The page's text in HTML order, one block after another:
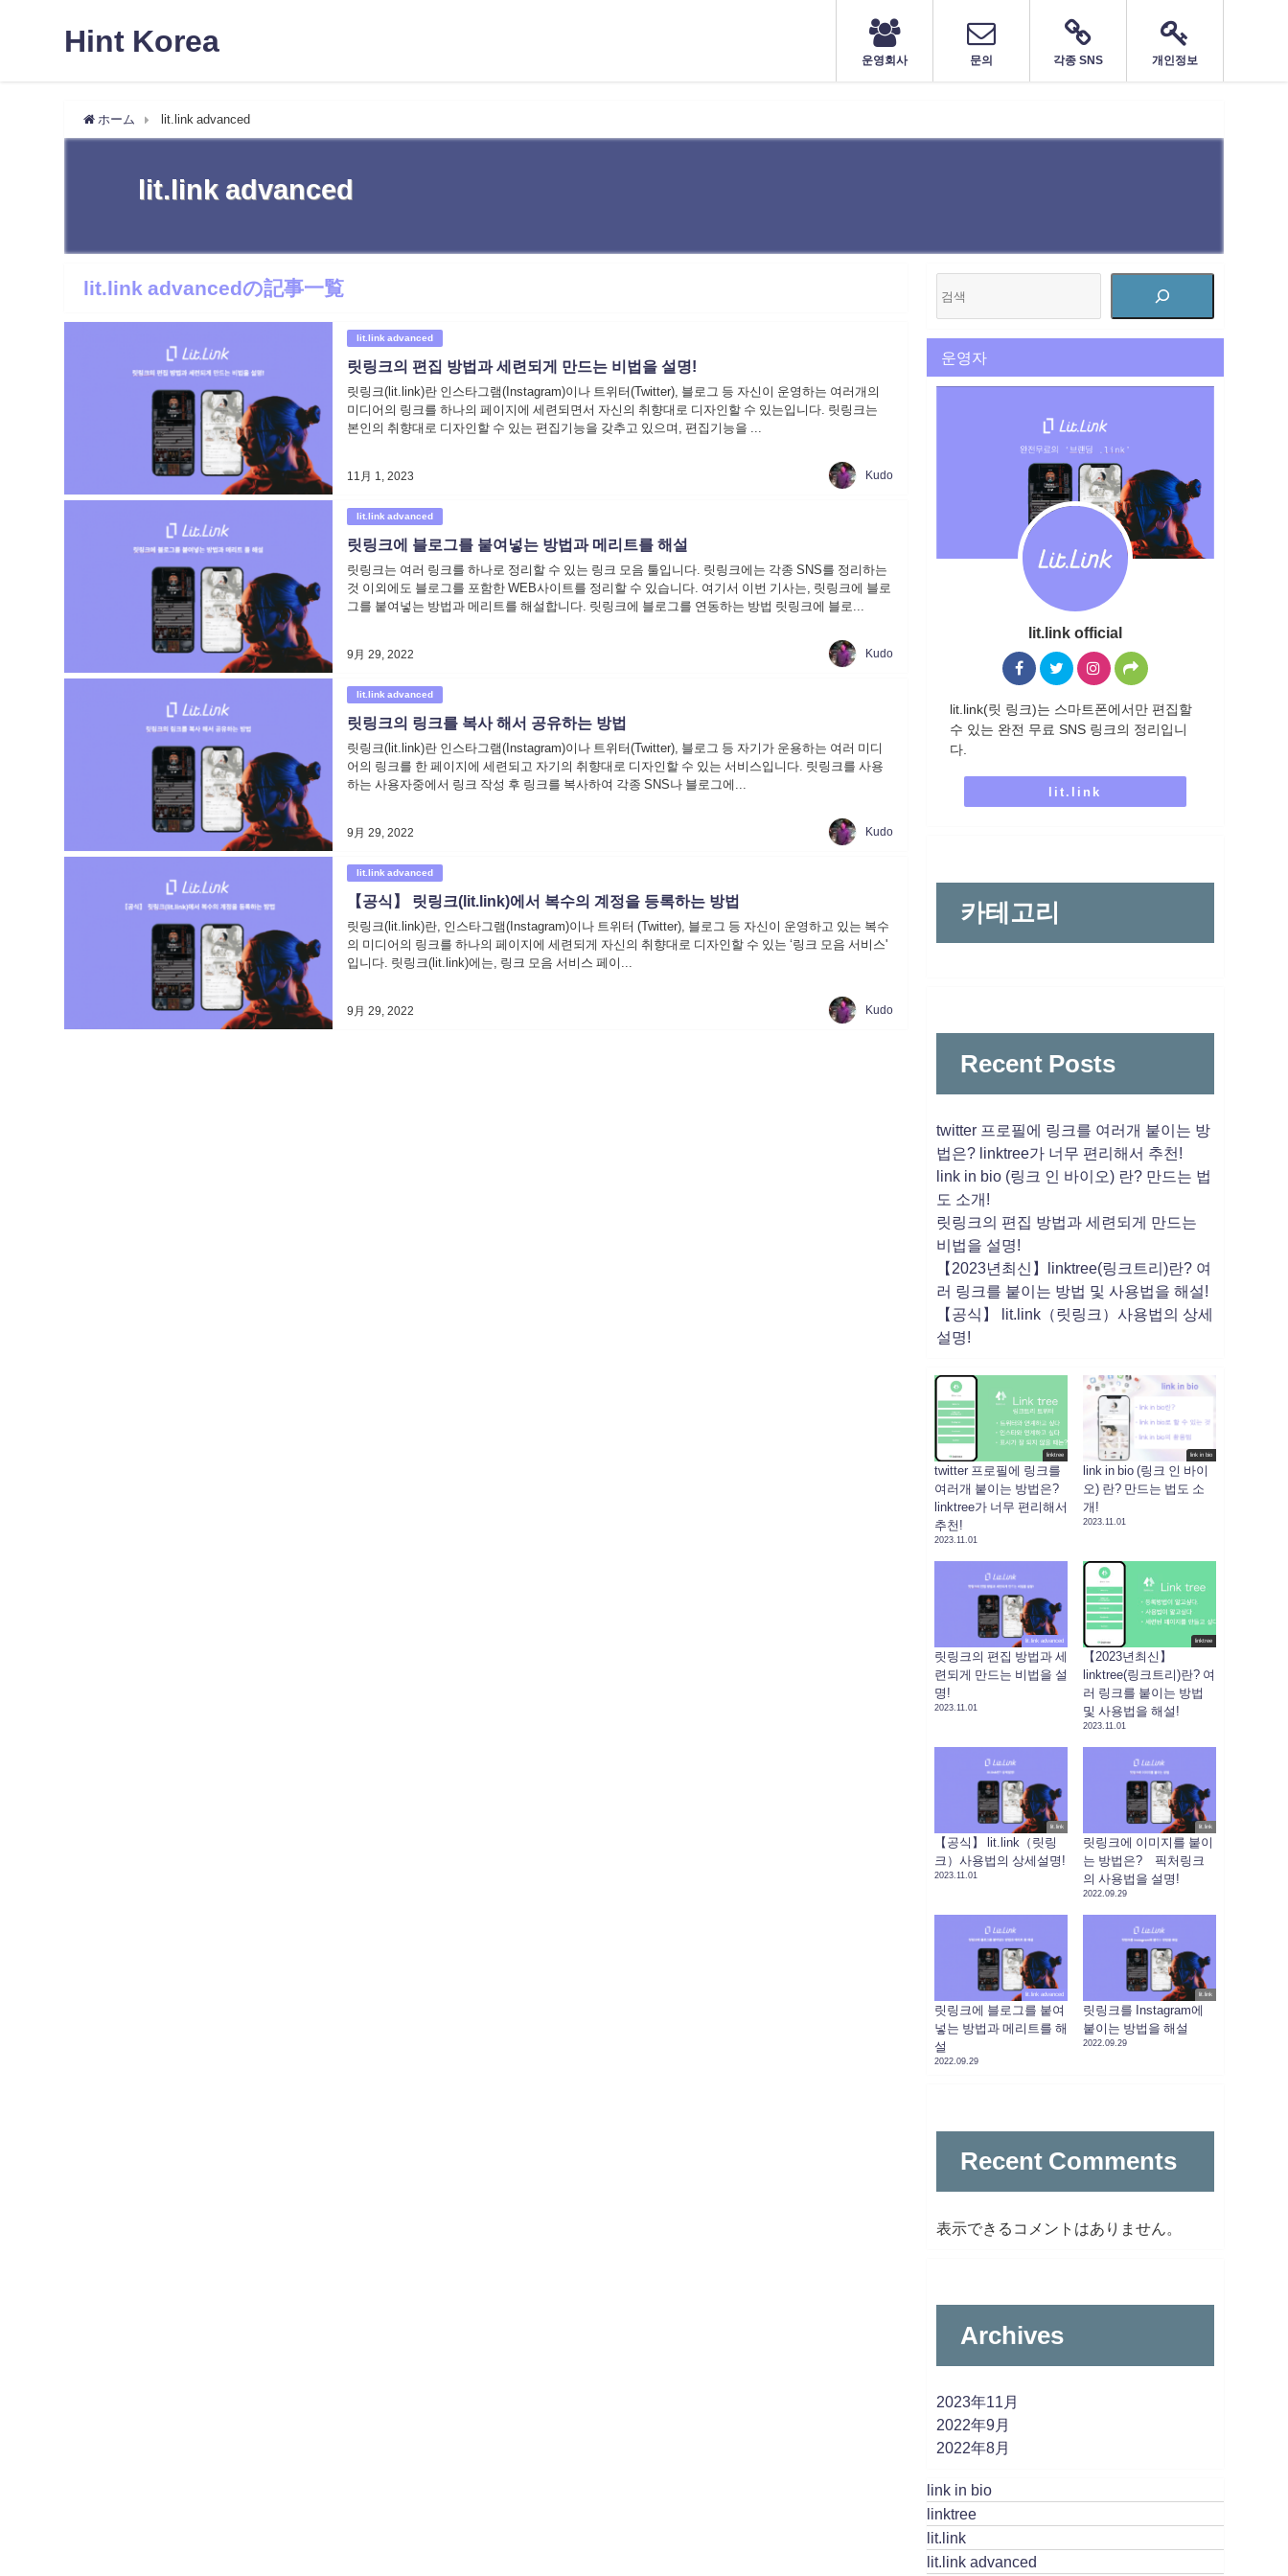
Hint Korea
운영회사 문의 각종 SNS 개인정보
ホーム lit.link advanced
lit.link advanced
lit.link advancedの記事一覧
lit.link advanced
릿링크의 편집 방법과 세련되게 만드는 비법을 설명!
11月 1, 2023
릿링크(lit.link)란 인스타그램(Instagram)이나 트위터(Twitter), 블로그 등 자신이 운영하는 여러개의
미디어의 링크를 하나의 페이지에 세련되면서 자신의 취향대로 디자인할 수 있는입니다. 릿링크는
본인의 취향대로 디자인할 수 있는 편집기능을 갖추고 있으며, 편집기능을 ...
Kudo
lit.link advanced
릿링크에 블로그를 붙여넣는 방법과 메리트를 해설
9月 29, 2022
릿링크는 여러 링크를 하나로 정리할 수 있는 링크 모음 툴입니다. 릿링크에는 각종 SNS를 정리하는
것 이외에도 블로그를 포함한 WEB사이트를 정리할 수 있습니다. 여기서 이번 기사는, 릿링크에 블로
그를 붙여넣는 방법과 메리트를 해설합니다. 릿링크에 블로그를 연동하는 방법 릿링크에 블로...
Kudo
lit.link advanced
릿링크의 링크를 복사 해서 공유하는 방법
9月 29, 2022
릿링크(lit.link)란 인스타그램(Instagram)이나 트위터(Twitter), 블로그 등 자기가 운용하는 여러 미디
어의 링크를 한 페이지에 세련되고 자기의 취향대로 디자인할 수 있는 서비스입니다. 릿링크를 사용
하는 사용자중에서 링크 작성 후 링크를 복사하여 각종 SNS나 블로그에...
Kudo
lit.link advanced
【공식】 릿링크(lit.link)에서 복수의 계정을 등록하는 방법
9月 29, 2022
릿링크(lit.link)란, 인스타그램(Instagram)이나 트위터 (Twitter), 블로그 등 자신이 운영하고 있는 복수
의 미디어의 링크를 하나의 페이지에 세련되게 자신의 취향대로 디자인할 수 있는 ‘링크 모음 서비스'
입니다. 릿링크(lit.link)에는, 링크 모음 서비스 페이...
Kudo
운영자
lit.link official
lit.link(릿 링크)는 스마트폰에서만 편집할
수 있는 완전 무료 SNS 링크의 정리입니
다.
lit.link
카테고리
Recent Posts
twitter 프로필에 링크를 여러개 붙이는 방
법은? linktree가 너무 편리해서 추천!
link in bio (링크 인 바이오) 란? 만드는 법
도 소개!
릿링크의 편집 방법과 세련되게 만드는
비법을 설명!
【2023년최신】linktree(링크트리)란? 여
러 링크를 붙이는 방법 및 사용법을 해설!
【공식】 lit.link（릿링크）사용법의 상세
설명!
linktree
twitter 프로필에 링크를
여러개 붙이는 방법은?
linktree가 너무 편리해서
추천!
2023.11.01
link in bio
link in bio (링크 인 바이
오) 란? 만드는 법도 소
개!
2023.11.01
lit.link advanced
릿링크의 편집 방법과 세
련되게 만드는 비법을 설
명!
2023.11.01
linktree
【2023년최신】
linktree(링크트리)란? 여
러 링크를 붙이는 방법
및 사용법을 해설!
2023.11.01
lit.link
【공식】 lit.link（릿링
크）사용법의 상세설명!
2023.11.01
lit.link
릿링크에 이미지를 붙이
는 방법은? 픽처링크
의 사용법을 설명!
2022.09.29
lit.link advanced
릿링크에 블로그를 붙여
넣는 방법과 메리트를 해
설
2022.09.29
lit.link
릿링크를 Instagram에
붙이는 방법을 해설
2022.09.29
Recent Comments
表示できるコメントはありません。
Archives
2023年11月
2022年9月
2022年8月
link in bio
linktree
lit.link
lit.link advanced